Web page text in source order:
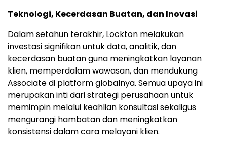
Teknologi, Kecerdasan Buatan, dan Inovasi
Dalam setahun terakhir, Lockton melakukan
investasi signifikan untuk data, analitik, dan
kecerdasan buatan guna meningkatkan layanan
klien, memperdalam wawasan, dan mendukung
Associate di platform globalnya. Semua upaya ini
merupakan inti dari strategi perusahaan untuk
memimpin melalui keahlian konsultasi sekaligus
mengurangi hambatan dan meningkatkan
konsistensi dalam cara melayani klien.